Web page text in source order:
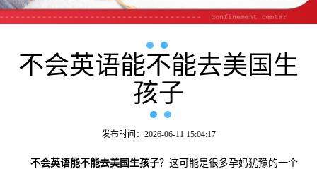
势
流
子
成
不会英语能不能去美国生
孩子
发布时间：2026-06-11 15:04:17
不会英语能不能去美国生孩子？这可能是很多孕妈犹豫的一个